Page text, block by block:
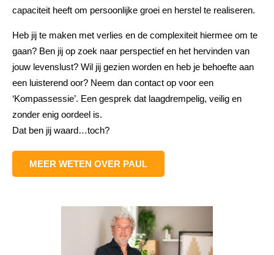
capaciteit heeft om persoonlijke groei en herstel te realiseren.
Heb jij te maken met verlies en de complexiteit hiermee om te
gaan? Ben jij op zoek naar perspectief en het hervinden van
jouw levenslust? Wil jij gezien worden en heb je behoefte aan
een luisterend oor? Neem dan contact op voor een
‘Kompassessie’. Een gesprek dat laagdrempelig, veilig en
zonder enig oordeel is.
Dat ben jij waard…toch?
MEER WETEN OVER PAUL